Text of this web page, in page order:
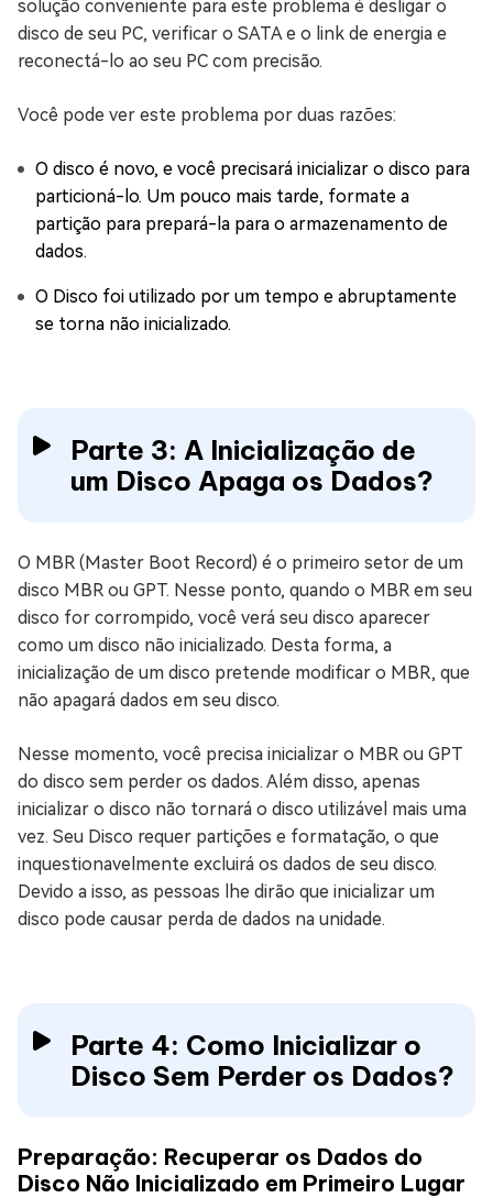
solução conveniente para este problema é desligar o
disco de seu PC, verificar o SATA e o link de energia e
reconectá-lo ao seu PC com precisão.
Você pode ver este problema por duas razões:
O disco é novo, e você precisará inicializar o disco para
particioná-lo. Um pouco mais tarde, formate a
partição para prepará-la para o armazenamento de
dados.
O Disco foi utilizado por um tempo e abruptamente
se torna não inicializado.
Parte 3: A Inicialização de
um Disco Apaga os Dados?
O MBR (Master Boot Record) é o primeiro setor de um
disco MBR ou GPT. Nesse ponto, quando o MBR em seu
disco for corrompido, você verá seu disco aparecer
como um disco não inicializado. Desta forma, a
inicialização de um disco pretende modificar o MBR, que
não apagará dados em seu disco.
Nesse momento, você precisa inicializar o MBR ou GPT
do disco sem perder os dados. Além disso, apenas
inicializar o disco não tornará o disco utilizável mais uma
vez. Seu Disco requer partições e formatação, o que
inquestionavelmente excluirá os dados de seu disco.
Devido a isso, as pessoas lhe dirão que inicializar um
disco pode causar perda de dados na unidade.
Parte 4: Como Inicializar o
Disco Sem Perder os Dados?
Preparação: Recuperar os Dados do
Disco Não Inicializado em Primeiro Lugar